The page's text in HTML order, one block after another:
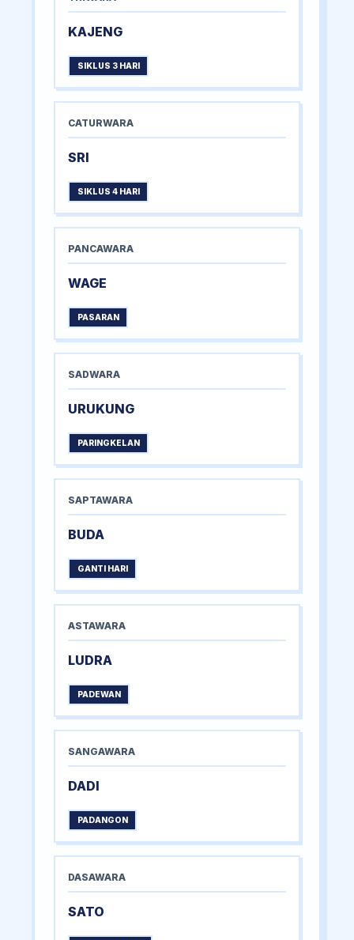
KAJENG
SIKLUS 3 HARI
CATURWARA
SRI
SIKLUS 4 HARI
PANCAWARA
WAGE
PASARAN
SADWARA
URUKUNG
PARINGKELAN
SAPTAWARA
BUDA
GANTI HARI
ASTAWARA
LUDRA
PADEWAN
SANGAWARA
DADI
PADANGON
DASAWARA
SATO